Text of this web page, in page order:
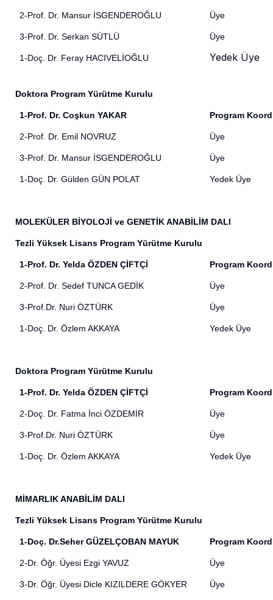
2-Prof. Dr. Mansur İSGENDEROĞLU Üye
3-Prof. Dr. Serkan SÜTLÜ Üye
1-Doç. Dr. Feray HACIVELİOĞLU Yedek Üye
Doktora Program Yürütme Kurulu
1-Prof. Dr. Coşkun YAKAR Program
2-Prof. Dr. Emil NOVRUZ Üye
3-Prof. Dr. Mansur İSGENDEROĞLU Üye
1-Doç. Dr. Gülden GÜN POLAT Yedek Üye
MOLEKÜLER BİYOLOJİ ve GENETİK ANABİLİM DALI
Tezli Yüksek Lisans Program Yürütme Kurulu
1-Prof. Dr. Yelda ÖZDEN ÇİFTÇİ Program
2-Prof. Dr. Sedef TUNCA GEDİK Üye
3-Prof.Dr. Nuri ÖZTÜRK Üye
1-Doç. Dr. Özlem AKKAYA Yedek Üye
Doktora Program Yürütme Kurulu
1-Prof. Dr. Yelda ÖZDEN ÇİFTÇİ Program
2-Doç. Dr. Fatma İnci ÖZDEMİR Üye
3-Prof.Dr. Nuri ÖZTÜRK Üye
1-Doç. Dr. Özlem AKKAYA Yedek Üye
MİMARLIK ANABİLİM DALI
Tezli Yüksek Lisans Program Yürütme Kurulu
1-Doç. Dr.Seher GÜZELÇOBAN MAYUK Program
2-Dr. Öğr. Üyesi Ezgi YAVUZ Üye
3-Dr. Öğr. Üyesi Dicle KIZILDERE GÖKYER Üye